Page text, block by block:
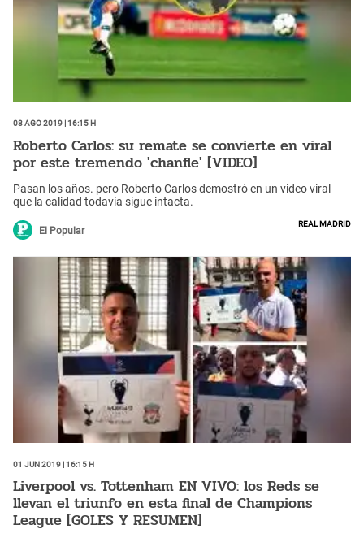
08 Ago 2019 | 16:15 h
Roberto Carlos: su remate se convierte en viral
por este tremendo 'chanfle' [VIDEO]
Pasan los años. pero Roberto Carlos demostró en un video viral
que la calidad todavía sigue intacta.
El Popular
Real Madrid
01 Jun 2019 | 16:15 h
Liverpool vs. Tottenham EN VIVO: los Reds se
llevan el triunfo en esta final de Champions
League [GOLES Y RESUMEN]